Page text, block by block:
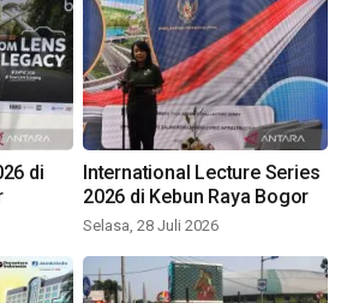
di
International Lecture Series
2026 di Kebun Raya Bogor
Selasa, 28 Juli 2026